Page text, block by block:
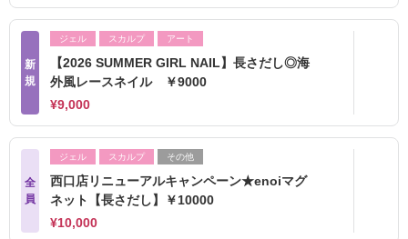
新
規
ジェル スカルプ アート
【2026 SUMMER GIRL NAIL】長さだし◎海
外風レースネイル ￥9000
¥9,000
全
員
ジェル スカルプ その他
西口店リニューアルキャンペーン★enoiマグ
ネット【長さだし】￥10000
¥10,000